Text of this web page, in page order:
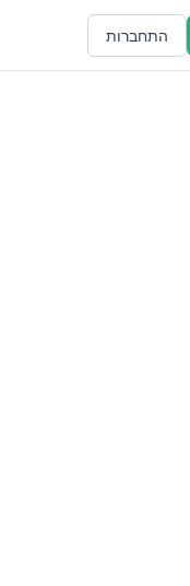
התחברות